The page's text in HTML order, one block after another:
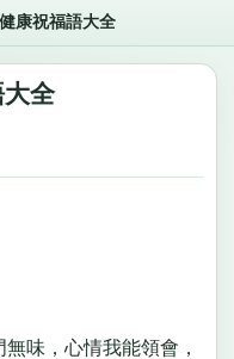
健康祝福語大全
全
味，心情我能領會，